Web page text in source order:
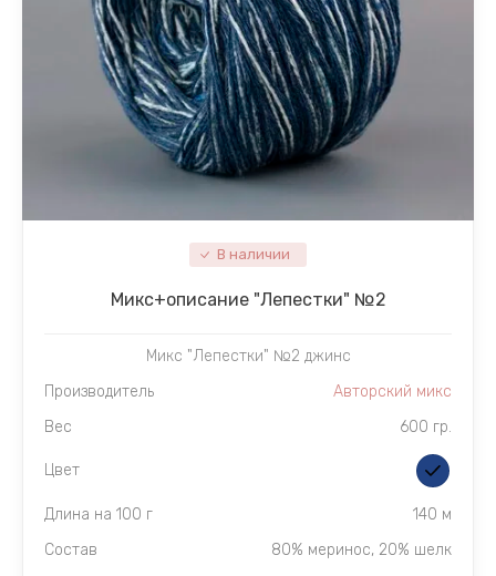
В наличии
Микc+описание "Лепестки" №2
Микс "Лепестки" №2 джинс
Производитель
Авторский микс
Вес
600 гр.
Цвет
Длина на 100 г
140 м
Состав
80% меринос, 20% шелк